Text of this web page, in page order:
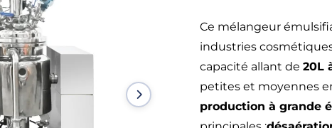
Ce mélangeur
industries
capacité allant de20L
petites et moyennes
production à grande